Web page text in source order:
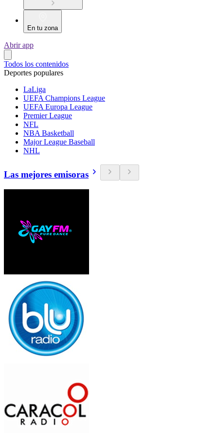
En tu zona
Abrir app
Todos los contenidos
Deportes populares
LaLiga
UEFA Champions League
UEFA Europa League
Premier League
NFL
NBA Basketball
Major League Baseball
NHL
Las mejores emisoras